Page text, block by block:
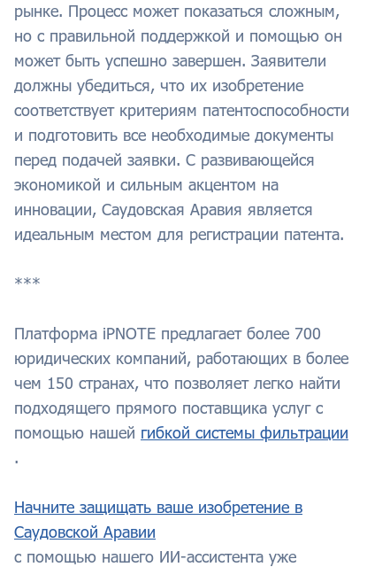
рынке. Процесс может показаться сложным,
но с правильной поддержкой и помощью он
может быть успешно завершен. Заявители
должны убедиться, что их изобретение
соответствует критериям патентоспособности
и подготовить все необходимые документы
перед подачей заявки. С развивающейся
экономикой и сильным акцентом на
инновации, Саудовская Аравия является
идеальным местом для регистрации патента.
***
Платформа iPNOTE предлагает более 700
юридических компаний, работающих в более
чем 150 странах, что позволяет легко найти
подходящего прямого поставщика услуг с
помощью нашей гибкой системы фильтрации
.
Начните защищать ваше изобретение в
Саудовской Аравии
с помощью нашего ИИ-ассистента уже